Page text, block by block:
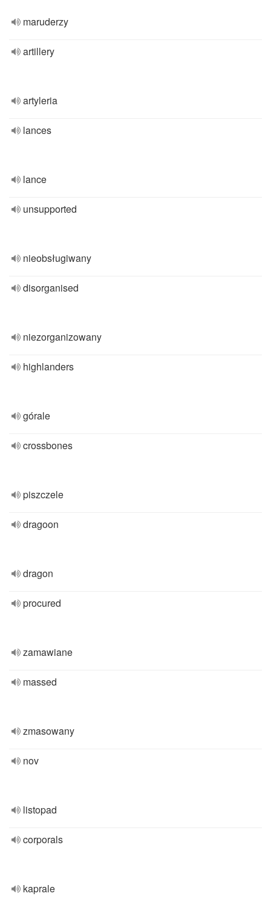
maruderzy
artillery
artyleria
lances
lance
unsupported
nieobsługiwany
disorganised
niezorganizowany
highlanders
górale
crossbones
piszczele
dragoon
dragon
procured
zamawiane
massed
zmasowany
nov
listopad
corporals
kaprale